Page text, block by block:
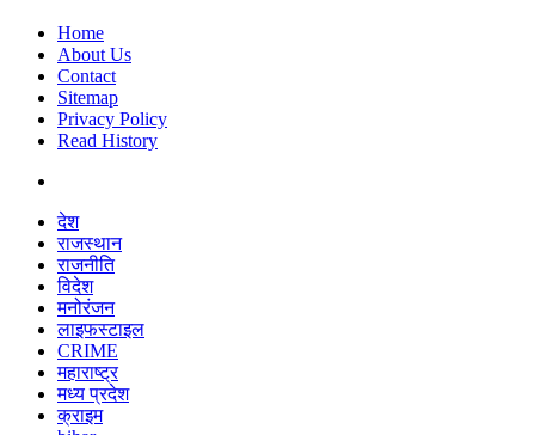
Home
About Us
Contact
Sitemap
Privacy Policy
Read History
देश
राजस्थान
राजनीति
विदेश
मनोरंजन
लाइफस्टाइल
CRIME
महाराष्ट्र
मध्य प्रदेश
क्राइम